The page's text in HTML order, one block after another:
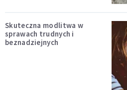
Skuteczna modlitwa w
sprawach trudnych i
beznadziejnych